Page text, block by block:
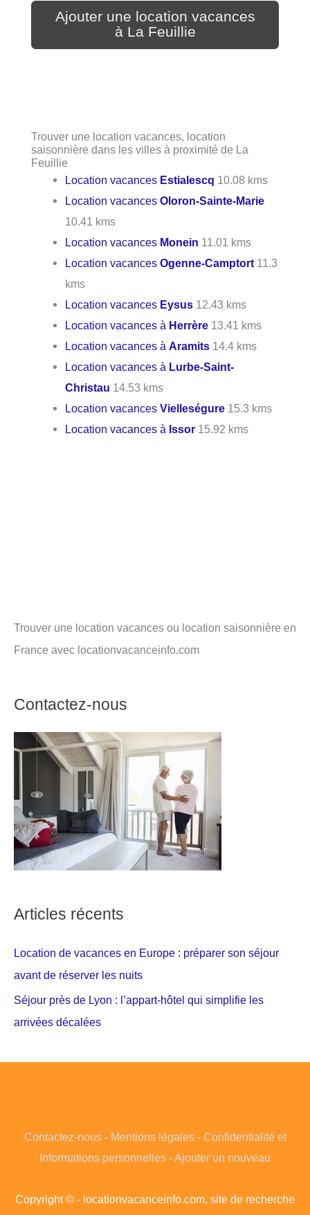
Ajouter une location vacances
à La Feuillie
Trouver une location vacances, location
saisonnière dans les villes à proximité de La
Feuillie
Location vacances Estialescq 10.08 kms
Location vacancesOloron-Sainte-Marie
10.41 kms
Location vacances Monein 11.01 kms
Location vacancesOgenne-Camptort 11.3
kms
Location vacances Eysus 12.43 kms
Location vacances à Herrère 13.41 kms
Location vacances àAramits 14.4 kms
Location vacances à Lurbe-Saint-
Christau 14.53 kms
Location vacancesVielleségure 15.3 kms
Location vacances à Issor 15.92 kms
Trouver une location vacances ou location saisonnière en
France avec locationvacanceinfo.com
Contactez-nous
Articles récents
Location de vacances en Europe : préparer son séjour
avant de réserver les nuits
Séjour près de Lyon : l’appart-hôtel qui simplifie les
arrivées décalées
Contactez-nous- Mentions légales- Confidentialité et
Informations personnelles - Ajouter un nouveau
Copyright © - locationvacanceinfo.com, site de recherche